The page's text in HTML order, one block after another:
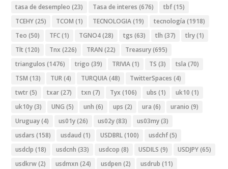
tasa de desempleo (23) Tasa de interes (676) tbf(15)
TCEHY(25) TCOM (1) TECNOLOGIA(19) tecnología (1918)
Teo (50) TFC(1) TGNO4(28) tgs (63) tlh (37) tlry(1)
Tlt (120) Tnx (226) TRAN (22) Treasury(695)
triangulos (1476) trigo (39) TRIVIA(1) TS (3) tsla (70)
TSM (13) TUR(4) TURQUIA(48) TwitterSpaces (4)
twtr(5) txar(27) txn (7) Tyx (106) ubs (1) uk10 (1)
uk10y(3) UNG (5) unh (6) ups (2) ura (6) uranio (9)
Uruguay(4) us01y(26) us02y(83) us03my(3)
usdars (158) usdaud (1) USDBRL(100) usdchf(5)
usdclp (18) usdcnh (33) usdcop (8) USDILS (9) USDJPY(65)
usdkrw(2) usdmxn (24) usdpen (2) usdrub (11)